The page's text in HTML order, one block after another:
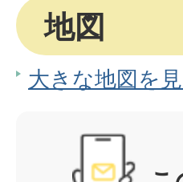
地図
大きな地図を